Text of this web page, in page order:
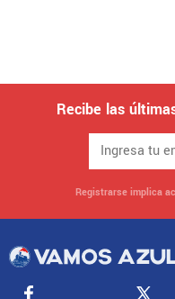
Recibe las
Registrarse implica